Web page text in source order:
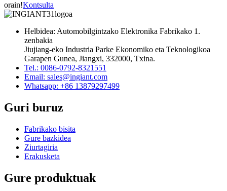
orain!Kontsulta
Helbidea: Automobilgintzako Elektronika Fabrikako 1.
zenbakia
Jiujiang-eko Industria Parke Ekonomiko eta Teknologikoa
Garapen Gunea, Jiangxi, 332000, Txina.
Tel.: 0086-0792-8321551
Email: sales@ingiant.com
Whatsapp: +86 13879297499
Guri buruz
Fabrikako bisita
Gure bazkidea
Ziurtagiria
Erakusketa
Gure produktuak